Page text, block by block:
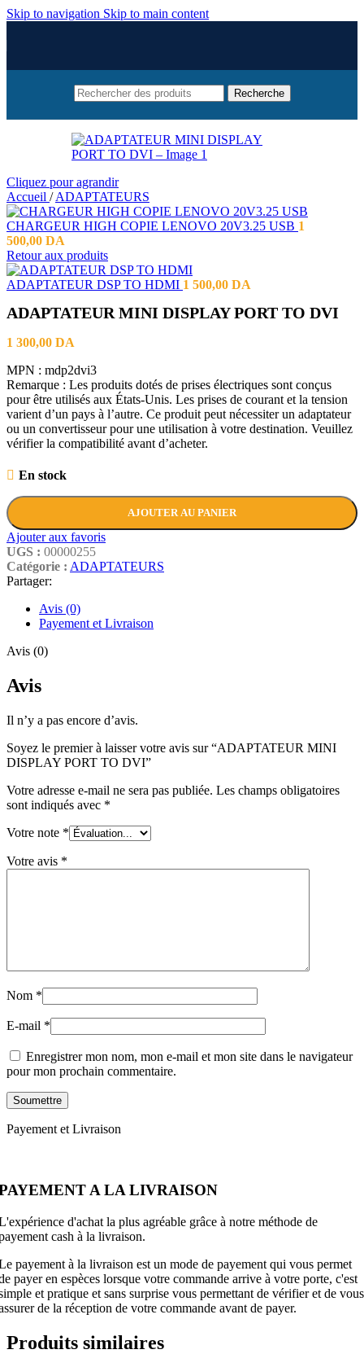
Skip to navigation Skip to main content
Recherche
Cliquez pour agrandir
Accueil / ADAPTATEURS
CHARGEUR HIGH COPIE LENOVO 20V3.25 USB 1
500,00 DA
Retour aux produits
ADAPTATEUR DSP TO HDMI 1 500,00 DA
ADAPTATEUR MINI DISPLAY PORT TO DVI
1 300,00 DA
MPN : mdp2dvi3
Remarque : Les produits dotés de prises électriques sont conçus
pour être utilisés aux États-Unis. Les prises de courant et la tension
varient d’un pays à l’autre. Ce produit peut nécessiter un adaptateur
ou un convertisseur pour une utilisation à votre destination. Veuillez
vérifier la compatibilité avant d’acheter.
En stock
AJOUTER AU PANIER
Ajouter aux favoris
UGS : 00000255
Catégorie : ADAPTATEURS
Partager:
Avis (0)
Payement et Livraison
Avis (0)
Avis
Il n’y a pas encore d’avis.
Soyez le premier à laisser votre avis sur “ADAPTATEUR MINI
DISPLAY PORT TO DVI”
Votre adresse e-mail ne sera pas publiée. Les champs obligatoires
sont indiqués avec *
Votre note *
Votre avis *
Nom *
E-mail *
Enregistrer mon nom, mon e-mail et mon site dans le navigateur
pour mon prochain commentaire.
Payement et Livraison
A LA LIVRAISON
d'achat la plus agréable grâce à notre méthode de
cash à la livraison.
payement à la livraison est un mode de payement qui vous permet
payer en espèces lorsque votre commande arrive à votre porte, c'est
et pratique et sans surprise vous permettant de vérifier et de vous
de la réception de votre commande avant de payer.
Produits similaires